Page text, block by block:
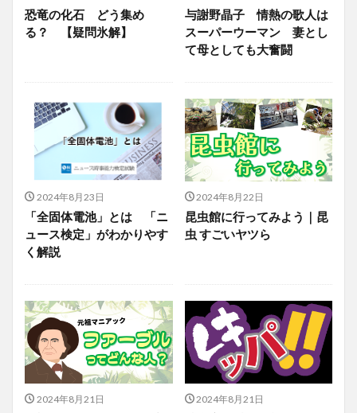
恐竜の化石 どう集め
る？ 【疑問氷解】
与謝野晶子 情熱の歌人は
スーパーウーマン 妻とし
て母としても大奮闘
2024年8月23日
「全固体電池」とは 「ニ
ュース検定」がわかりやす
く解説
2024年8月22日
昆虫館に行ってみよう｜昆
虫 すごいヤツら
2024年8月21日 2024年8月21日